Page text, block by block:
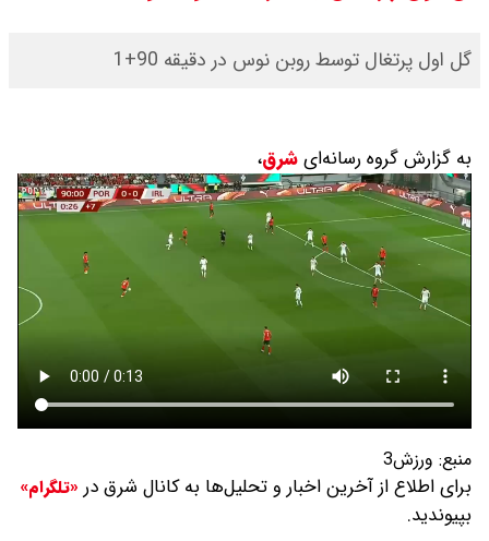
ثبت نام سایپا از امروز ۱۷ مرداد ۱۴۰۵
آغاز شد / خرید کوییک با پیش
پرداخت ۵۰۰ میلیون تومان + لینک
شاخص بورس امروز شنبه ۱۷ مرداد
۱۴۰۵ / شاخص افزایشی شد + تحلیل
گل اول پرتغال توسط روبن نوس در دقیقه 90+1
به گزارش گروه رسانه‌ایشرق،
منبع: ورزش3
برای اطلاع از آخرین اخبار و تحلیل‌ها به کانال شرق در «تلگرام»
بپیوندید.